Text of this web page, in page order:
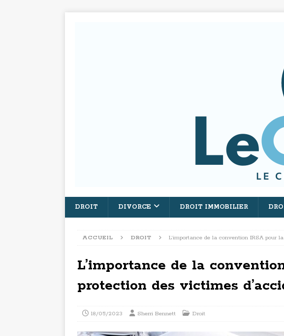
DROIT DIVORCE DROIT IMMOBILIER
ACCUEIL DROIT L’importance de la convention IRSA pour
L’importance de la
protection des victimes
18/05/2023 Sherri Bennett Droit